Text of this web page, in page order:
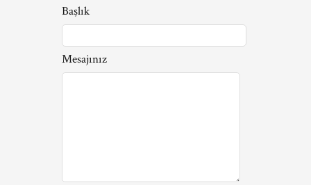
Başlık
Mesajınız